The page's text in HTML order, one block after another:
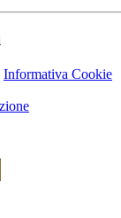
Informativa Cookie